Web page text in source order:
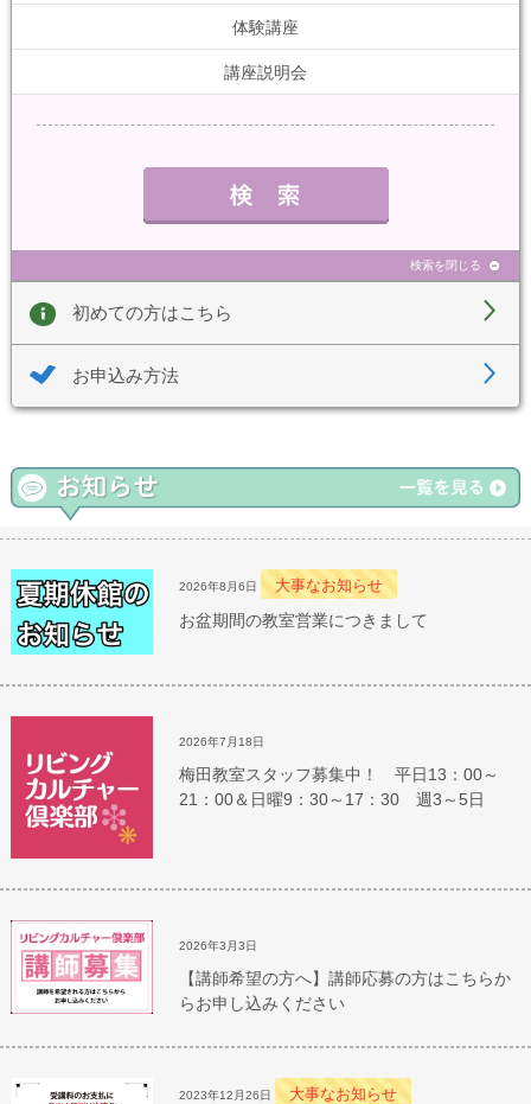
体験講座
講座説明会
検索を閉じる
初めての方はこちら
お申込み方法
2026年8月6日 大事なお知らせ
お盆期間の教室営業につきまして
2026年7月18日
梅田教室スタッフ募集中！ 平日13：00～
21：00＆日曜9：30～17：30 週3～5日
2026年3月3日
【講師希望の方へ】講師応募の方はこちらか
らお申し込みください
2023年12月26日 大事なお知らせ